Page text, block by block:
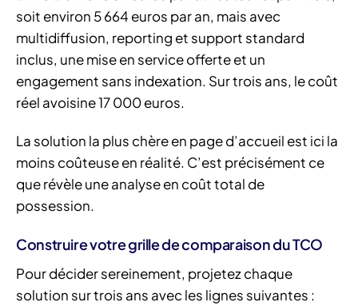
soit environ 5 664 euros par an, mais avec
multidiffusion, reporting et support standard
inclus, une mise en service offerte et un
engagement sans indexation. Sur trois ans, le coût
réel avoisine 17 000 euros.
La solution la plus chère en page d’accueil est ici la
moins coûteuse en réalité. C’est précisément ce
que révèle une analyse en coût total de
possession.
Construire votre grille de comparaison du TCO
Pour décider sereinement, projetez chaque
solution sur trois ans avec les lignes suivantes :